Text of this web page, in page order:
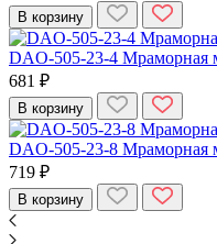
В корзину
DAO-505-23-4 Мраморная
681 ₽
В корзину
DAO-505-23-8 Мраморная
719 ₽
В корзину